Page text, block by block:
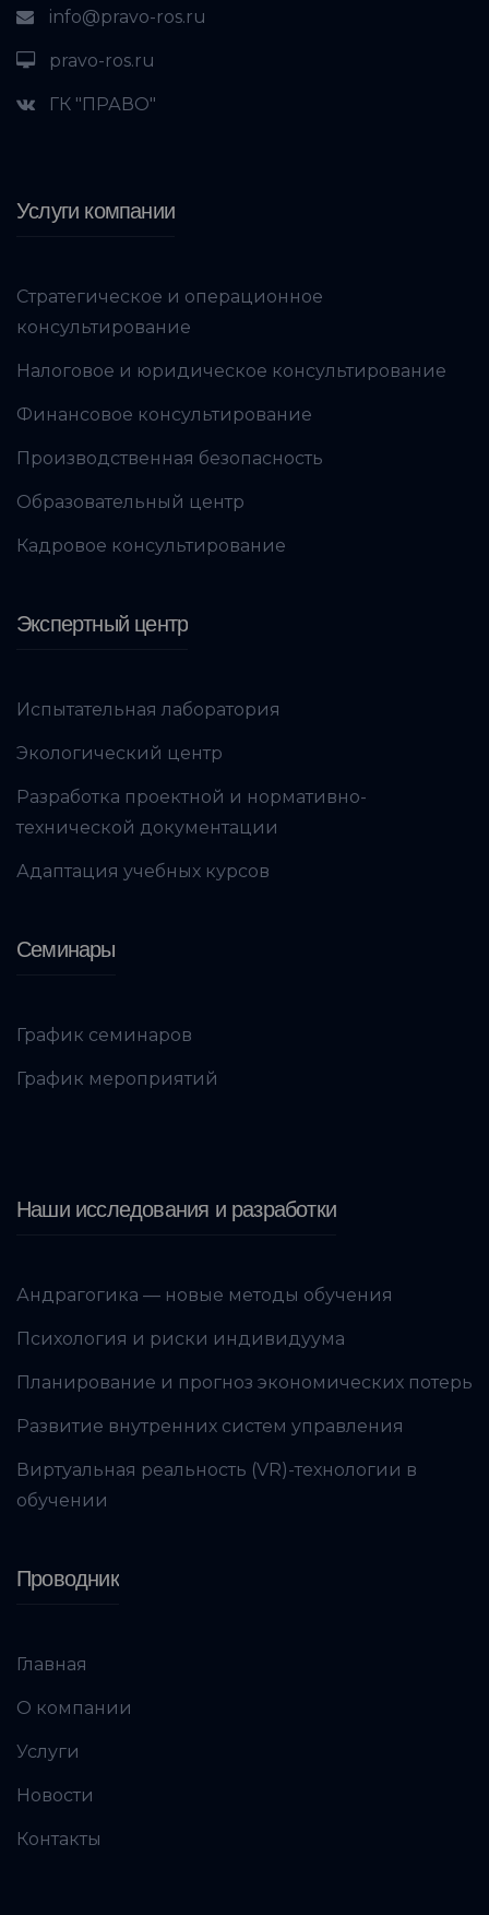
info@pravo-ros.ru
pravo-ros.ru
ГК "ПРАВО"
Услуги компании
Стратегическое и операционное
консультирование
Налоговое и юридическое консультирование
Финансовое консультирование
Производственная безопасность
Образовательный центр
Кадровое консультирование
Экспертный центр
Испытательная лаборатория
Экологический центр
Разработка проектной и нормативно-
технической документации
Адаптация учебных курсов
Семинары
График семинаров
График мероприятий
Наши исследования и разработки
Андрагогика — новые методы обучения
Психология и риски индивидуума
Планирование и прогноз экономических потерь
Развитие внутренних систем управления
Виртуальная реальность (VR)-технологии в
обучении
Проводник
Главная
О компании
Услуги
Новости
Контакты